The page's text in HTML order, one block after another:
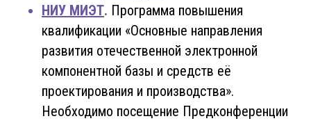
НИУ МИЭТ. Программа повышения
квалификации «Основные направления
развития отечественной электронной
компонентной базы и средств её
проектирования и производства».
Необходимо посещение Предконференции